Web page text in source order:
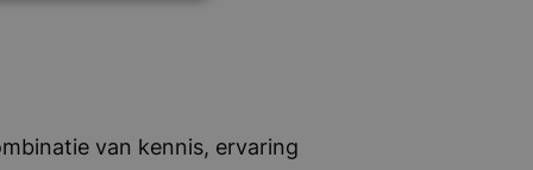
van kennis, ervaring